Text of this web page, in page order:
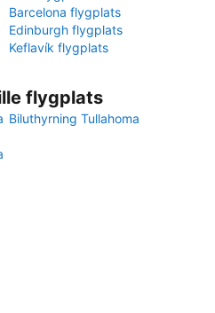
Barcelona flygplats
Edinburgh flygplats
Keflavík flygplats
flygplats
Biluthyrning Tullahoma